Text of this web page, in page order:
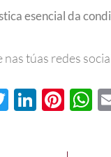
esencial da
túas redes
Twitter